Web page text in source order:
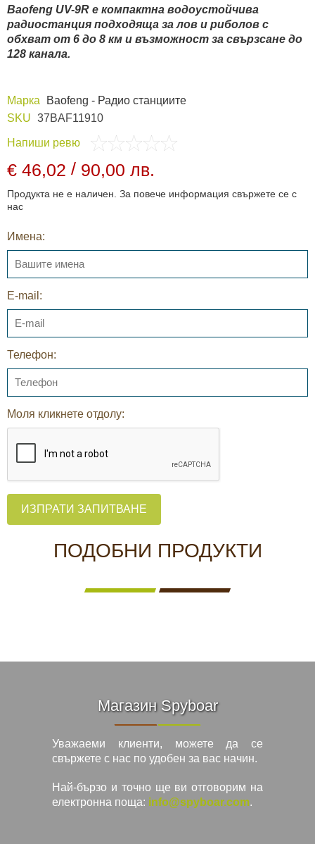
Baofeng UV-9R е компактна водоустойчива
радиостанция подходяща за лов и риболов с
обхват от 6 до 8 км и възможност за свързсане до
128 канала.
Марка
Baofeng - Радио станциите
SKU 37BAF11910
Напиши ревю
€ 46,02 / 90,00 лв.
Продукта не е наличен. За повече информация свържете се с
нас
Имена:
E-mail:
Телефон:
Моля кликнете отдолу:
ИЗПРАТИ ЗАПИТВАНЕ
ПОДОБНИ ПРОДУКТИ
Магазин Spyboar
Уважаеми клиенти, можете да се
свържете с нас по удобен за вас начин.
Най-бързо и точно ще ви отговорим на
електронна поща: info@spyboar.com.